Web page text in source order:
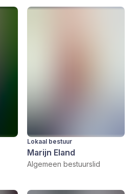
Lokaal bestuur
Marijn Eland
Algemeen bestuurslid